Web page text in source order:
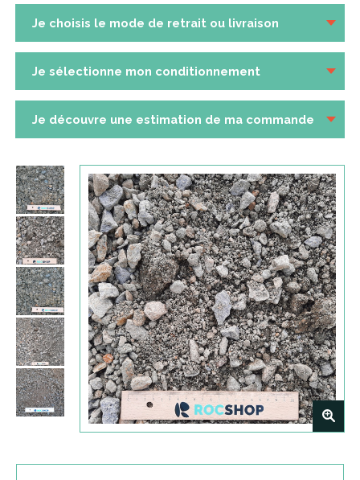
Je choisis le mode de retrait ou livraison
Je sélectionne mon conditionnement
Je découvre une estimation de ma commande
+